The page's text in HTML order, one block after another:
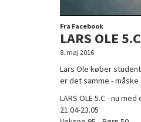
Fra Facebook
LARS OLE 5.C
8. maj 2016
Lars Ole køber
er det samme -
LARS OLE 5.C - nu
21.04-23.05